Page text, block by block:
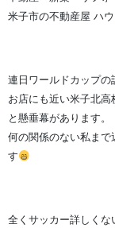
米子市の不動産屋 ハ
連日ワールドカップの
お店にも近い米子北高
と懸垂幕があります。
何の関係のない私まで
す
全くサッカー詳しくな